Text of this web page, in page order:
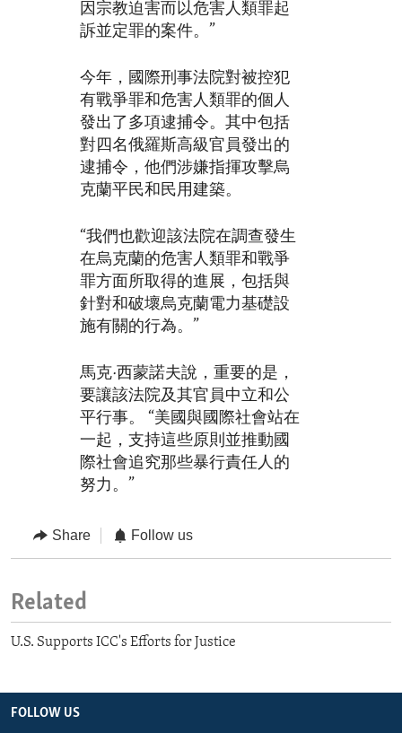
因宗教迫害而以危害人類罪起
訴並定罪的案件。”
今年，國際刑事法院對被控犯
有戰爭罪和危害人類罪的個人
發出了多項逮捕令。其中包括
對四名俄羅斯高級官員發出的
逮捕令，他們涉嫌指揮攻擊烏
克蘭平民和民用建築。
“我們也歡迎該法院在調查發生
在烏克蘭的危害人類罪和戰爭
罪方面所取得的進展，包括與
針對和破壞烏克蘭電力基礎設
施有關的行為。”
馬克·西蒙諾夫說，重要的是，
要讓該法院及其官員中立和公
平行事。 “美國與國際社會站在
一起，支持這些原則並推動國
際社會追究那些暴行責任人的
努力。”
Share Follow us
Related
U.S. Supports ICC's Efforts for Justice
FOLLOW US